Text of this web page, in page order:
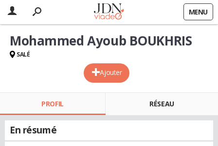
MENU
Ajouter
Mohammed Ayoub BOUKHRIS
SALÉ
PROFIL RÉSEAU
En résumé